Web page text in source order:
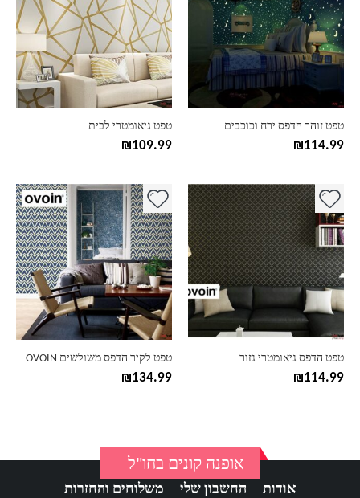
טפט זוהר הדפס ירח וכוכבים
₪114.99
מספר
סוגים.
ניתן
לבחור
האפשרויות
טפט גיאומטרי לבית
₪109.99
מספר
סוגים.
ניתן
לבחור
את
האפשרויות
טפט הדפס גיאומטרי גזור
₪114.99
למוצר
יש
מספר
סוגים.
ניתן
לבחור
את
האפשרויות
טפט לקיר הדפס משולשים OVOIN
₪134.99
למוצר
יש
מספר
סוגים.
ניתן
לבחור
את
האפשרויות
בעמוד
אופנה קונים בחו"ל
אודות החשבון שלי
משלוחים והחזרות